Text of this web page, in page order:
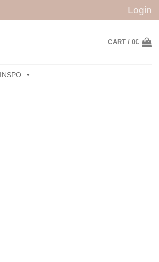
Login
CART /0€
INSPO